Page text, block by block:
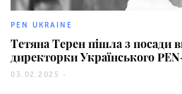
PEN UKRAINE
Тетяна Терен пішла з посади
директорки Українського
03.02.2025 -